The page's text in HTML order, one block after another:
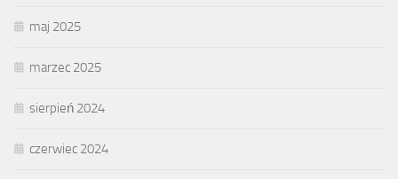
maj 2025
marzec 2025
sierpień 2024
czerwiec 2024